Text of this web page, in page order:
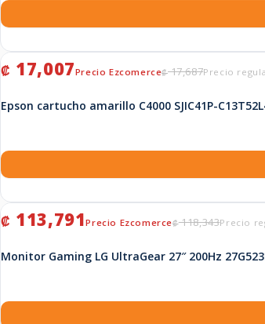
₡17,687
El precio original era: ₡ 17,687.
₡ 17,007
El precio actual es: ₡ 17,007.
Epson cartucho amarillo C4000 SJIC41P-
₡118,343
El precio original era: ₡ 118,343.
₡ 113,791
El precio actual es: ₡ 113,791.
Monitor Gaming LG UltraGear 27″ 200Hz